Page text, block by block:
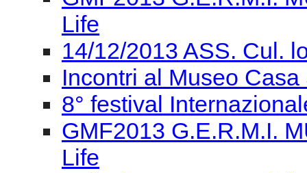
Life
14/12/2013 ASS. Cul.
Incontri al Museo
8° festival
GMF2013 G.E.R.M.I.
Life